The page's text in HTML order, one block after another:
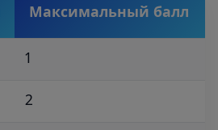
Максимальный балл
1
2